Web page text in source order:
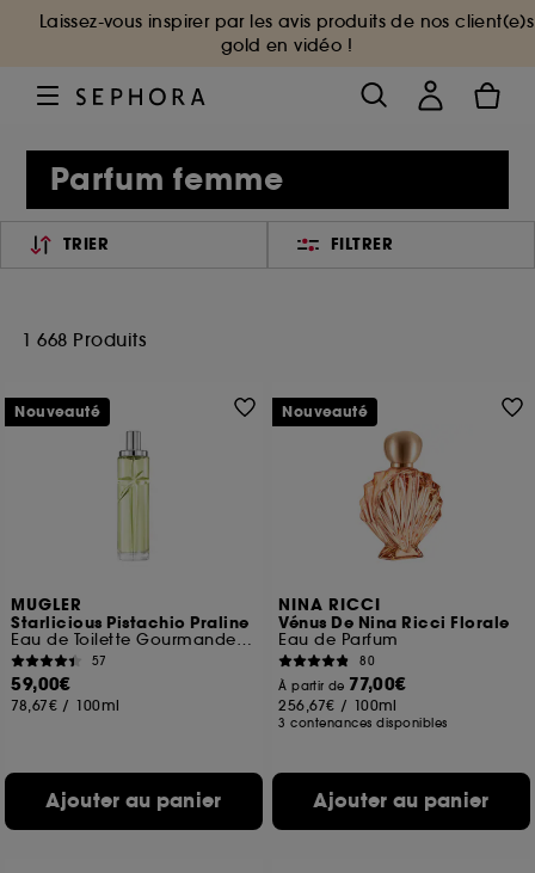
Laissez-vous inspirer par les avis produits de nos client(e)s
gold en vidéo !
Parfum femme
TRIER FILTRER
1 668 Produits
MUGLER
Starlicious Pistachio Praline
Eau de Toilette Gourmande Boisée Fruitée
57
59,00€
78,67€ / 100ml
Ajouter au panier
Nouveauté
NINA RICCI
Vénus De Nina Ricci Florale
Eau de Parfum
80
À partir de 77,00€
256,67€ / 100ml
3 contenances disponibles
Ajouter au panier
Nouveauté